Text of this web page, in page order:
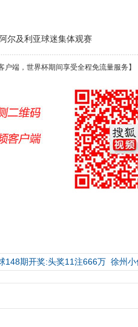
尔及利亚球迷集体观赛
端，世界杯期间享受全程免流量服务】
148期开奖:头奖11注666万 徐州